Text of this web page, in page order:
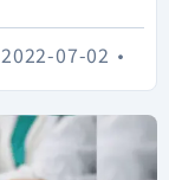
•
2022-07-02